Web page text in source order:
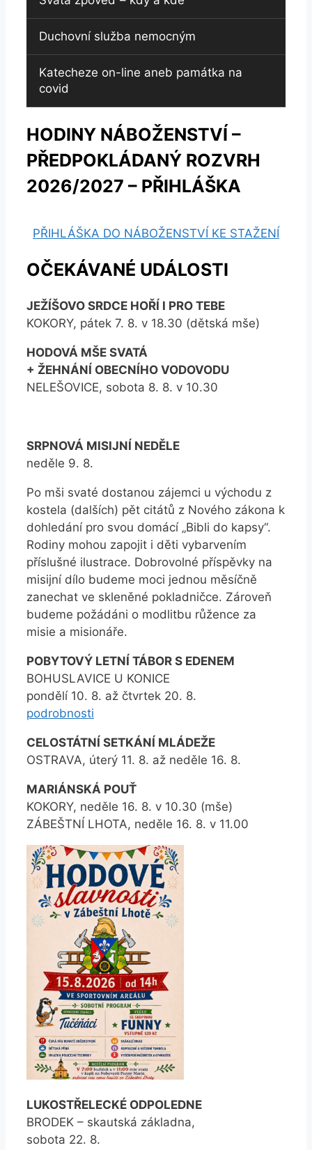
Duchovní služba nemocným
Katecheze on-line aneb památka na
covid
HODINY NÁBOŽENSTVÍ –
PŘEDPOKLÁDANÝ ROZVRH
2026/2027 – PŘIHLÁŠKA
PŘIHLÁŠKA DO NÁBOŽENSTVÍ KE STAŽENÍ
OČEKÁVANÉ UDÁLOSTI
JEŽÍŠOVO SRDCE HOŘÍ I PRO TEBE
KOKORY, pátek 7. 8. v 18.30 (dětská mše)
HODOVÁ MŠE SVATÁ
+ ŽEHNÁNÍ OBECNÍHO VODOVODU
NELEŠOVICE, sobota 8. 8. v 10.30
SRPNOVÁ MISIJNÍ NEDĚLE
neděle 9. 8.
Po mši svaté dostanou zájemci u východu z
kostela (dalších) pět citátů z Nového zákona k
dohledání pro svou domácí „Bibli do kapsy“.
Rodiny mohou zapojit i děti vybarvením
příslušné ilustrace. Dobrovolné příspěvky na
misijní dílo budeme moci jednou měsíčně
zanechat ve skleněné pokladničce. Zároveň
budeme požádáni o modlitbu růžence za
misie a misionáře.
POBYTOVÝ LETNÍ TÁBOR S EDENEM
BOHUSLAVICE U KONICE
pondělí 10. 8. až čtvrtek 20. 8.
podrobnosti
CELOSTÁTNÍ SETKÁNÍ MLÁDEŽE
OSTRAVA, úterý 11. 8. až neděle 16. 8.
MARIÁNSKÁ POUŤ
KOKORY, neděle 16. 8. v 10.30 (mše)
ZÁBEŠTNÍ LHOTA, neděle 16. 8. v 11.00
LUKOSTŘELECKÉ ODPOLEDNE
BRODEK – skautská základna,
sobota 22. 8.